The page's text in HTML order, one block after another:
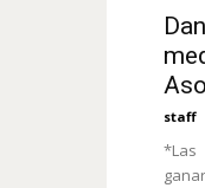
staff
*Las